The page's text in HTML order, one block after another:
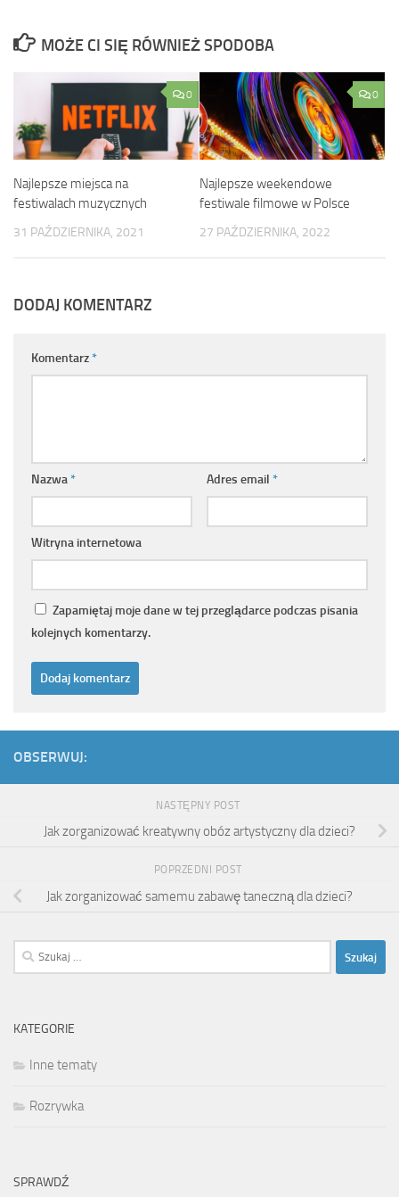
MOŻE CI SIĘ RÓWNIEŻ SPODOBA
0
Najlepsze miejsca na
festiwalach muzycznych
31 PAŹDZIERNIKA, 2021
0
Najlepsze weekendowe
festiwale filmowe w Polsce
27 PAŹDZIERNIKA, 2022
DODAJ KOMENTARZ
Komentarz*
Nazwa* Adres email *
Witryna internetowa
Zapamiętaj moje dane w tej przeglądarce podczas pisania
kolejnych komentarzy.
OBSERWUJ:
NASTĘPNY POST
Jak zorganizować kreatywny obóz artystyczny dla dzieci?
POPRZEDNI POST
Jak zorganizować samemu zabawę taneczną dla dzieci?
Szukaj:
KATEGORIE
Inne tematy
Rozrywka
SPRAWDŹ